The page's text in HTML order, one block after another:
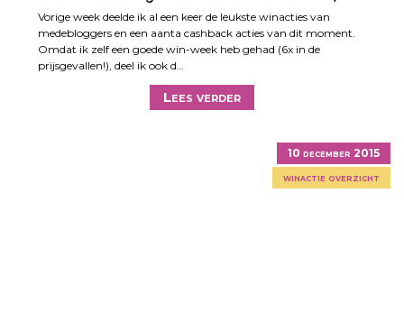
Vorige week deelde ik al een keer de leukste winacties van
medebloggers en een aanta cashback acties van dit moment.
Omdat ik zelf een goede win-week heb gehad (6x in de
prijsgevallen!), deel ik ook d…
Lees verder
10 december 2015
winactie overzicht